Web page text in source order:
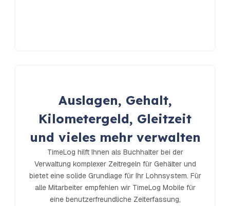
Auslagen, Gehalt,
Kilometergeld, Gleitzeit
und vieles mehr verwalten
TimeLog hilft Ihnen als Buchhalter bei der
Verwaltung komplexer Zeitregeln für Gehälter und
bietet eine solide Grundlage für Ihr Lohnsystem. Für
alle Mitarbeiter empfehlen wir TimeLog Mobile für
eine benutzerfreundliche Zeiterfassung,